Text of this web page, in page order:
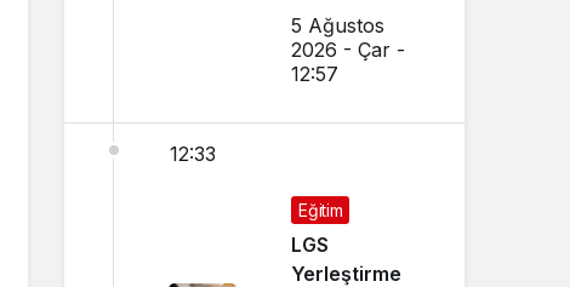
Yangını
5 Ağustos
2026 - Çar -
12:57
12:33
Eğitim
LGS
Yerleştirme